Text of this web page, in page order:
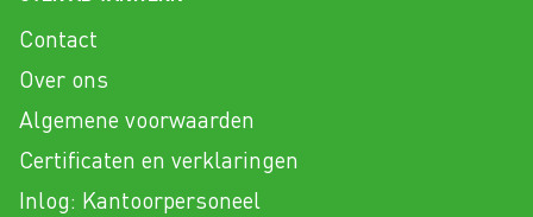
Contact
Over ons
Algemene voorwaarden
Certificaten en verklaringen
Inlog: Kantoorpersoneel